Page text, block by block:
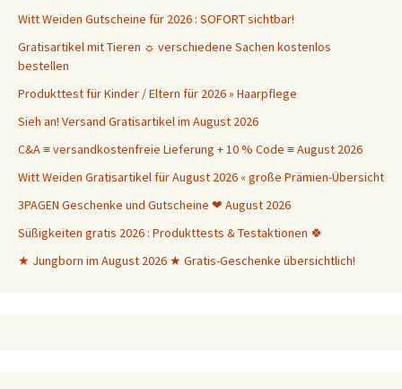
Witt Weiden Gutscheine für 2026 : SOFORT sichtbar!
Gratisartikel mit Tieren ☼ verschiedene Sachen kostenlos
bestellen
Produkttest für Kinder / Eltern für 2026 » Haarpflege
Sieh an! Versand Gratisartikel im August 2026
C&A ≡ versandkostenfreie Lieferung + 10 % Code ≡ August 2026
Witt Weiden Gratisartikel für August 2026 « große Prämien-Übersicht
3PAGEN Geschenke und Gutscheine ❤ August 2026
Süßigkeiten gratis 2026 : Produkttests & Testaktionen 🍀
★ Jungborn im August 2026 ★ Gratis-Geschenke übersichtlich!